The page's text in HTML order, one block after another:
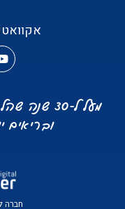
מעל ל-30
ובריאים
חברה